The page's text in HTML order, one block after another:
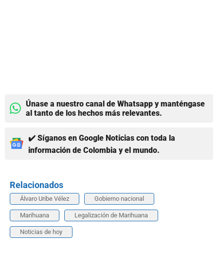
Únase a nuestro canal de Whatsapp y manténgase
al tanto de los hechos más relevantes.
✔️ Síganos en Google Noticias con toda la
información de Colombia y el mundo.
Relacionados
Álvaro Uribe Vélez Gobierno nacional
Marihuana Legalización de Marihuana
Noticias de hoy